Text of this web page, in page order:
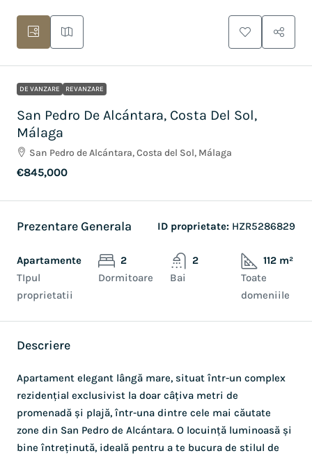
DE VANZARE REVANZARE
San Pedro De Alcántara, Costa Del Sol,
Málaga
San Pedro de Alcántara, Costa del Sol, Málaga
€845,000
Prezentare Generala ID proprietate: HZR5286829
Apartamente
TIpul
proprietatii
2
Dormitoare
2
Bai
112 m²
Toate
domeniile
Descriere
Apartament elegant lângă mare, situat într-un complex
rezidențial exclusivist la doar câțiva metri de
promenadă și plajă, într-una dintre cele mai căutate
zone din San Pedro de Alcántara. O locuință luminoasă și
bine întreținută, ideală pentru a te bucura de stilul de